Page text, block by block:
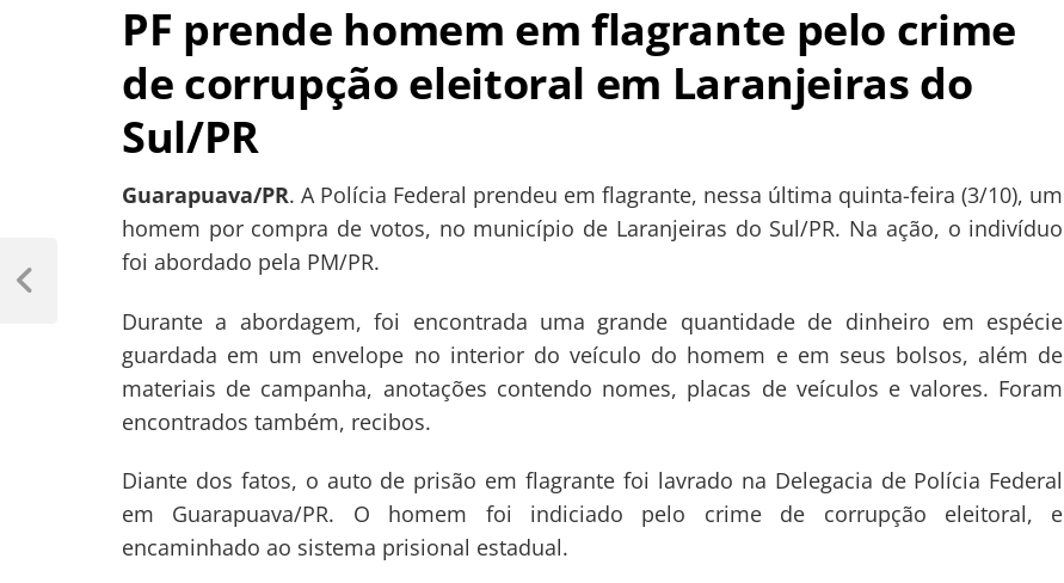
PF prende homem em flagrante pelo crime
de corrupção eleitoral em Laranjeiras do
Sul/PR
Guarapuava/PR. A Polícia Federal prendeu em flagrante, nessa última quinta-feira (3/10), um
homem por compra de votos, no município de Laranjeiras do Sul/PR. Na ação, o indivíduo
foi abordado pela PM/PR.
Durante a abordagem, foi encontrada uma grande quantidade de dinheiro em espécie
guardada em um envelope no interior do veículo do homem e em seus bolsos, além de
materiais de campanha, anotações contendo nomes, placas de veículos e valores. Foram
encontrados também, recibos.
Diante dos fatos, o auto de prisão em flagrante foi lavrado na Delegacia de Polícia Federal
em Guarapuava/PR. O homem foi indiciado pelo crime de corrupção eleitoral, e
encaminhado ao sistema prisional estadual.
Navegação
de
Previous